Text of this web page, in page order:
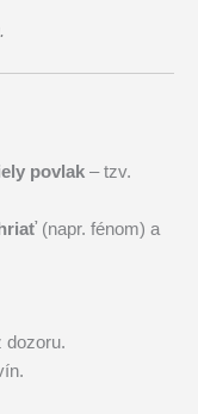
povlak – tzv.
(napr. fénom) a
dozoru.